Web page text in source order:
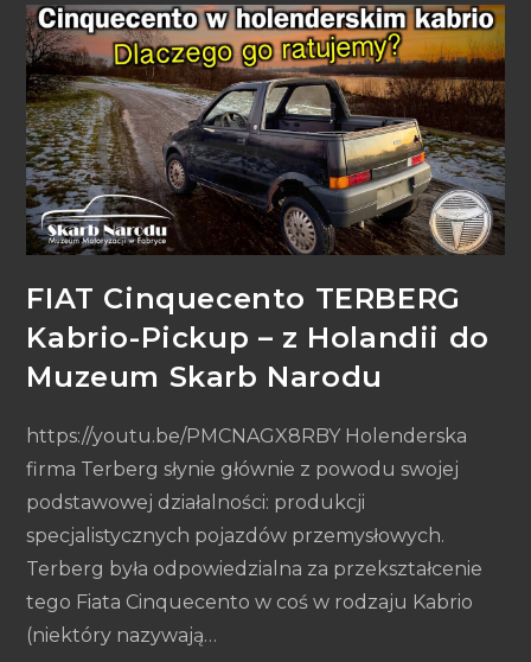
FIAT Cinquecento TERBERG
Kabrio-Pickup – z Holandii do
Muzeum Skarb Narodu
https://youtu.be/PMCNAGX8RBY Holenderska
firma Terberg słynie głównie z powodu swojej
podstawowej działalności: produkcji
specjalistycznych pojazdów przemysłowych.
Terberg była odpowiedzialna za przekształcenie
tego Fiata Cinquecento w coś w rodzaju Kabrio
(niektóry nazywają…